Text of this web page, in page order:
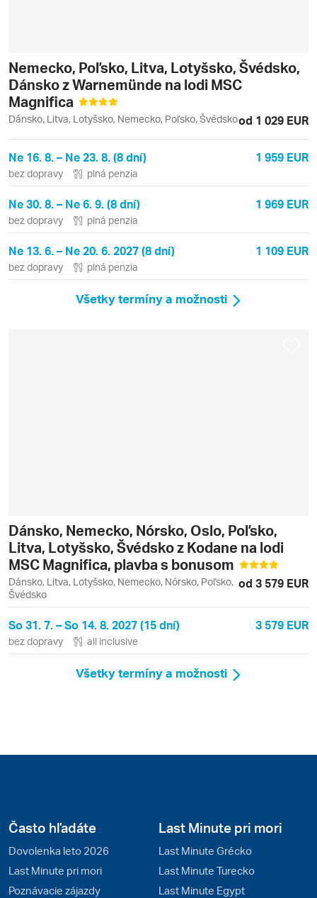
Nemecko, Poľsko, Litva, Lotyšsko, Švédsko,
Dánsko z Warnemünde na lodi MSC
Magnifica
Dánsko, Litva, Lotyšsko, Nemecko, Poľsko, Švédskood 1 029 EUR
Ne 16. 8. – Ne 23. 8. (8 dní) 1 959 EUR
bez dopravy plná penzia
Ne 30. 8. – Ne 6. 9. (8 dní) 1 969 EUR
bez dopravy plná penzia
Ne 13. 6. – Ne 20. 6. 2027 (8 dní) 1 109 EUR
bez dopravy plná penzia
Všetky termíny a možnosti
Dánsko, Nemecko, Nórsko, Oslo, Poľsko,
Litva, Lotyšsko, Švédsko z Kodane na lodi
MSC Magnifica, plavba s bonusom
Dánsko, Litva, Lotyšsko, Nemecko, Nórsko, Poľsko,
Švédsko
od 3 579 EUR
So 31. 7. – So 14. 8. 2027 (15 dní) 3 579 EUR
bez dopravy all inclusive
Všetky termíny a možnosti
Často hľadáte
Dovolenka leto 2026
Last Minute pri mori
Poznávacie zájazdy
Last Minute pri mori
Last Minute Grécko
Last Minute Turecko
Last Minute Egypt